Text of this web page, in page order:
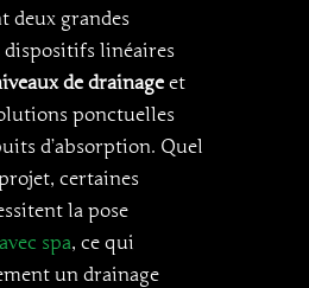
deux grandes
dispositifs linéaires
de drainage et
ponctuelles
d’absorption. Quel
certaines
la pose
spa, ce qui
un drainage